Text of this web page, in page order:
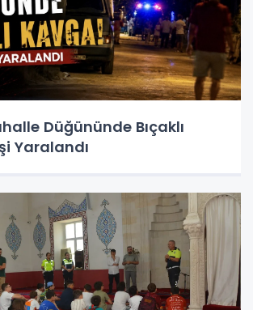
Düğününde Bıçaklı
Yaralandı